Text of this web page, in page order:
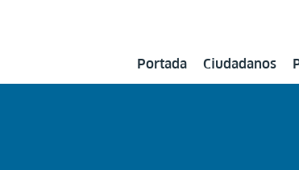
Portada Ciudadanos